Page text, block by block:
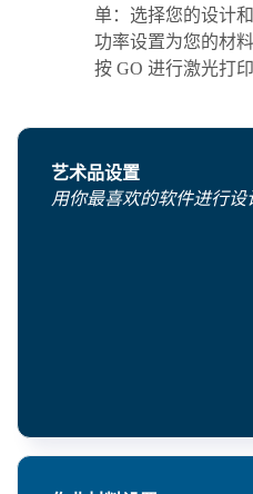
单：选择您的设计
功率设置为您的材
按 GO 进行激光打印
艺术品设置
用你最喜欢的软件进行设